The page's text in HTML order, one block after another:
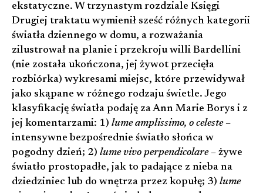
ekstatyczne. W trzynastym rozdziale Księgi
Drugiej traktatu wymienił sześć różnych kategorii
światła dziennego w domu, a rozważania
zilustrował na planie i przekroju willi Bardellini
(nie została ukończona, jej żywot przecięła
rozbiórka) wykresami miejsc, które przewidywał
jako skąpane w różnego rodzaju świetle. Jego
klasyfikację światła podaję za Ann Marie Borys i z
jej komentarzami: 1) lume amplissimo, o celeste–
intensywne bezpośrednie światło słońca w
pogodny dzień; 2) lume vivo perpendicolare– żywe
światło prostopadłe, jak to padające z nieba na
dziedziniec lub do wnętrza przez kopułę; 3) lume